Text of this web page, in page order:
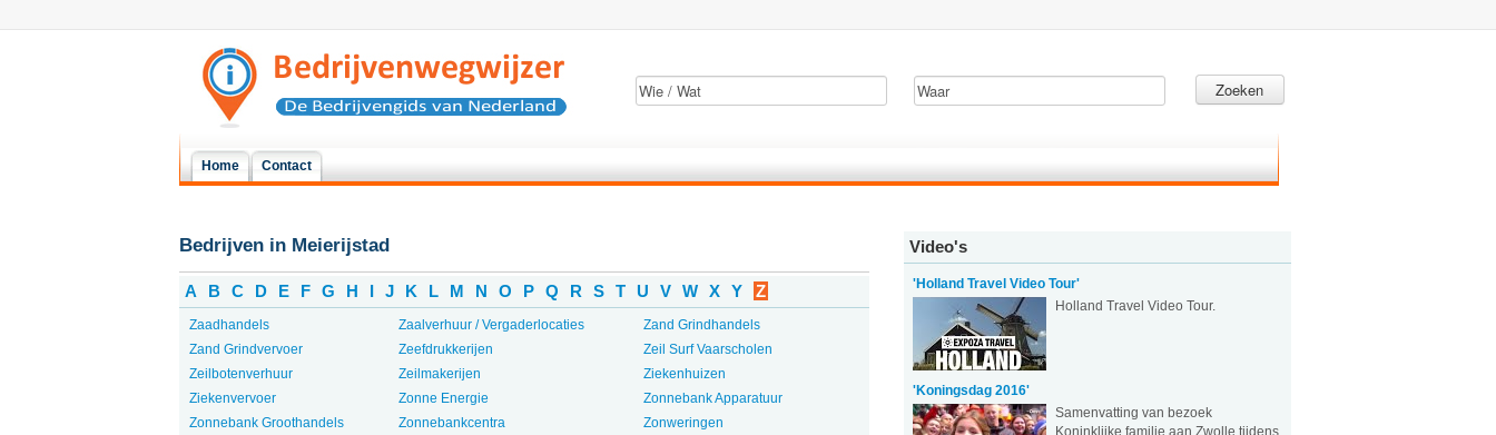
Zoeken
Home Contact
Bedrijven in Meierijstad
A B C D E F G H I J K L M N O P Q R S T U V W X Y Z
Zaadhandels
Zand Grindvervoer
Zeilbotenverhuur
Ziekenvervoer
Zonnebank Groothandels
Zaalverhuur / Vergaderlocaties
Zeefdrukkerijen
Zeilmakerijen
Zonne Energie
Zonnebankcentra
Zand Grindhandels
Zeil Surf Vaarscholen
Ziekenhuizen
Zonnebank Apparatuur
Zonweringen
Video's
'Holland Travel Video Tour'
Holland Travel Video Tour.
'Koningsdag 2016'
Samenvatting van bezoek
Koninklijke familie aan Zwolle tijdens